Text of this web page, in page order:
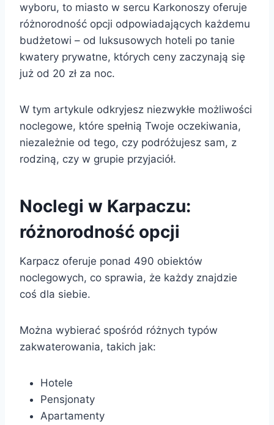
wyboru, to miasto w sercu Karkonoszy oferuje
różnorodność opcji odpowiadających każdemu
budżetowi – od luksusowych hoteli po tanie
kwatery prywatne, których ceny zaczynają się
już od 20 zł za noc.
W tym artykule odkryjesz niezwykłe możliwości
noclegowe, które spełnią Twoje oczekiwania,
niezależnie od tego, czy podróżujesz sam, z
rodziną, czy w grupie przyjaciół.
Noclegi w Karpaczu:
różnorodność opcji
Karpacz oferuje ponad 490 obiektów
noclegowych, co sprawia, że każdy znajdzie
coś dla siebie.
Można wybierać spośród różnych typów
zakwaterowania, takich jak:
Hotele
Pensjonaty
Apartamenty